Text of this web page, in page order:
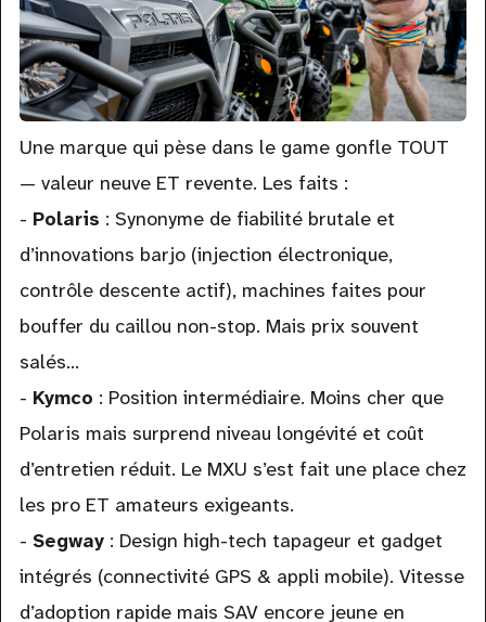
Une marque qui pèse dans le game gonfle TOUT
— valeur neuve ET revente. Les faits :
- Polaris : Synonyme de fiabilité brutale et
d’innovations barjo (injection électronique,
contrôle descente actif), machines faites pour
bouffer du caillou non-stop. Mais prix souvent
salés…
- Kymco : Position intermédiaire. Moins cher que
Polaris mais surprend niveau longévité et coût
d’entretien réduit. Le MXU s’est fait une place chez
les pro ET amateurs exigeants.
- Segway: Design high-tech tapageur et gadget
intégrés (connectivité GPS & appli mobile). Vitesse
d’adoption rapide mais SAV encore jeune en